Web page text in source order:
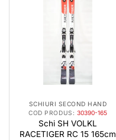
SCHIURI SECOND HAND
COD PRODUS: 30390-165
Schi SH VOLKL
RACETIGER RC 15 165cm